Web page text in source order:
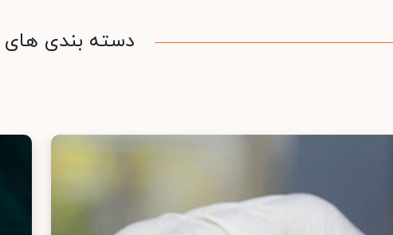
دسته بندی های